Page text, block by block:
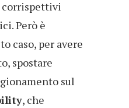
corrispettivi
Però è
caso, per avere
spostare
sul
, che